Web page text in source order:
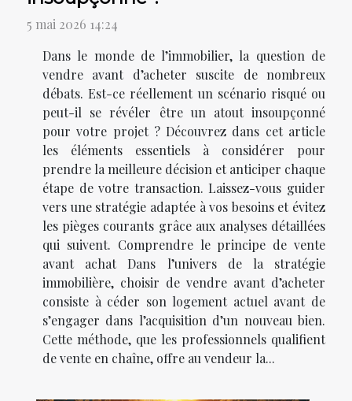
5 mai 2026 14:24
Dans le monde de l’immobilier, la question de
vendre avant d’acheter suscite de nombreux
débats. Est-ce réellement un scénario risqué ou
peut-il se révéler être un atout insoupçonné
pour votre projet ? Découvrez dans cet article
les éléments essentiels à considérer pour
prendre la meilleure décision et anticiper chaque
étape de votre transaction. Laissez-vous guider
vers une stratégie adaptée à vos besoins et évitez
les pièges courants grâce aux analyses détaillées
qui suivent. Comprendre le principe de vente
avant achat Dans l’univers de la stratégie
immobilière, choisir de vendre avant d’acheter
consiste à céder son logement actuel avant de
s’engager dans l’acquisition d’un nouveau bien.
Cette méthode, que les professionnels qualifient
de vente en chaîne, offre au vendeur la...